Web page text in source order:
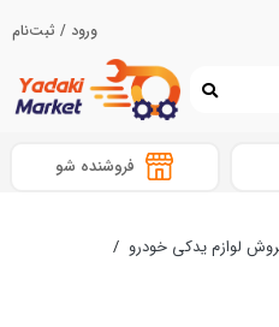
ورود / ثبت‌نام
فروشنده شو
لوازم یدکی خودرو /